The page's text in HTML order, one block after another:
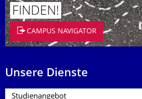
FINDEN!
CAMPUS NAVIGATOR
Unsere Dienste